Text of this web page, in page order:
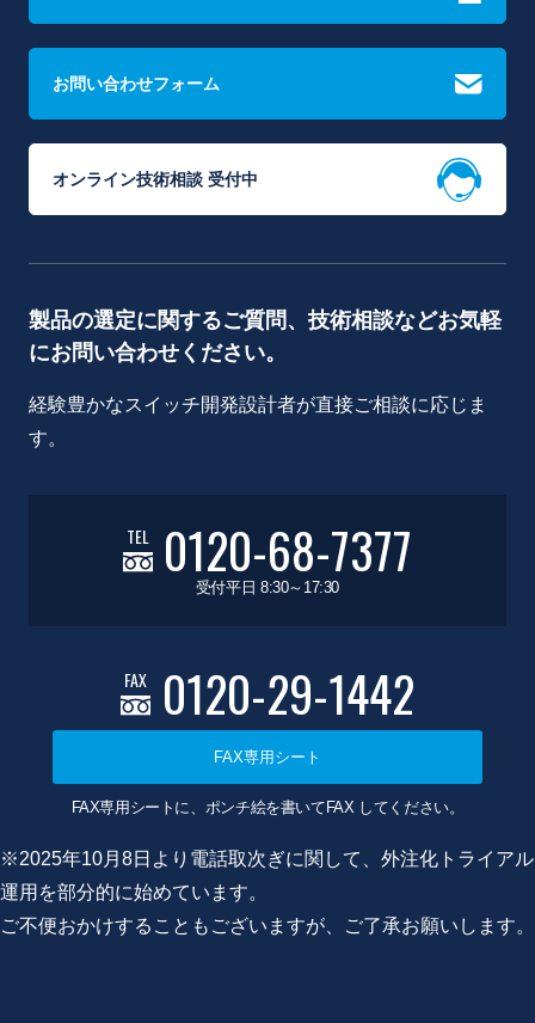
お問い合わせフォーム
オンライン技術相談 受付中
製品の選定に関するご質問、技術相談などお気軽
にお問い合わせください。
経験豊かなスイッチ開発設計者が直接ご相談に応じま
す。
TEL 0120-68-7377
受付平日 8:30～17:30
FAX 0120-29-1442
FAX専用シート
FAX専用シートに、ポンチ絵を書いてFAX してください。
※2025年10月8日より電話取次ぎに関して、外注化トライアル
運用を部分的に始めています。
ご不便おかけすることもございますが、ご了承お願いします。